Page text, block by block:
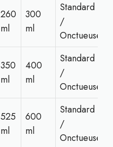
260
ml
300
ml
Standard
/
Onctueuse
350
ml
400
ml
Standard
/
Onctueuse
525
ml
600
ml
Standard
/
Onctueuse